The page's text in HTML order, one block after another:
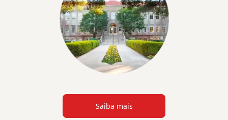
Saiba mais